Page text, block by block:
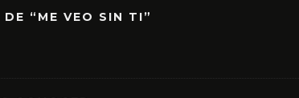
“ME VEO SIN TI”